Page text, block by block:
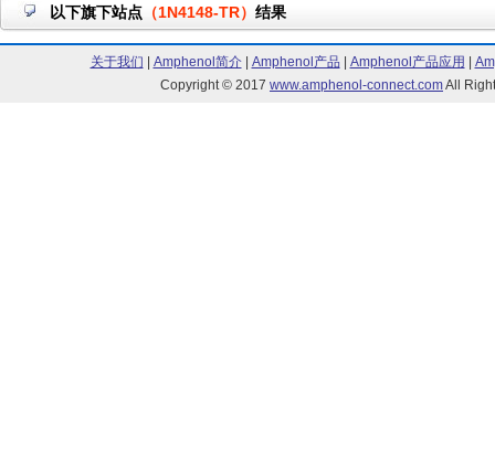
以下旗下站点 （1N4148-TR） 结果
关于我们 Amphenol简介| Amphenol产品 Amphenol产品应用
Copyright © 2017 www.amphenol-connect.comAll